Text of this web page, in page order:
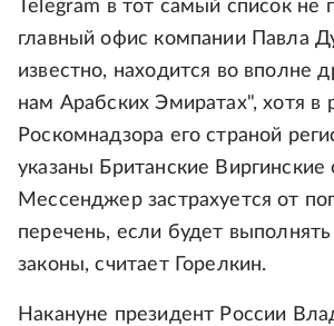
Telegram в тот самый список не
главный офис компании Павла
известно, находится во вполне
нам Арабских Эмиратах", хотя в
Роскомнадзора его страной
указаны Британские Виргинские
Мессенджер застрахуется от
перечень, если будет
законы, считает Горелкин.
Накануне президент России